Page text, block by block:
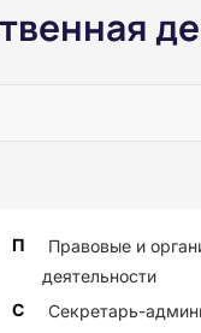
П
Правовые и
деятельности
С
Секретарь-